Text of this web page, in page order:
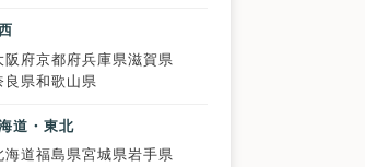
阪府京都府兵庫県滋賀県
良県和歌山県
道・東北
海道福島県宮城県岩手県